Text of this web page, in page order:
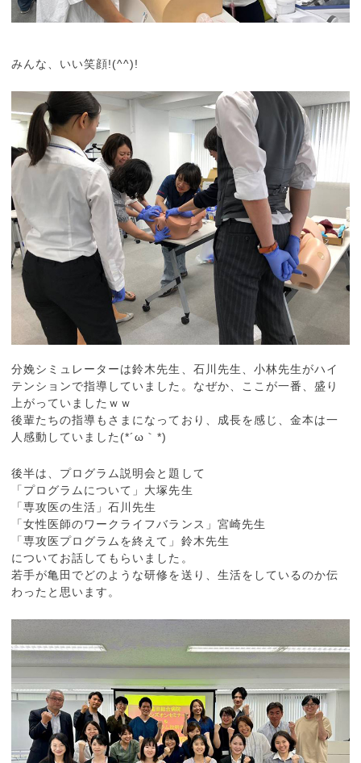
みんな、いい笑顔!(^^)!
分娩シミュレーターは鈴木先生、石川先生、小林先生がハイ
テンションで指導していました。なぜか、ここが一番、盛り
上がっていましたｗｗ
後輩たちの指導もさまになっており、成長を感じ、金本は一
人感動していました(*´ω｀*)
後半は、プログラム説明会と題して
「プログラムについて」大塚先生
「専攻医の生活」石川先生
「女性医師のワークライフバランス」宮崎先生
「専攻医プログラムを終えて」鈴木先生
についてお話してもらいました。
若手が亀田でどのような研修を送り、生活をしているのか伝
わったと思います。